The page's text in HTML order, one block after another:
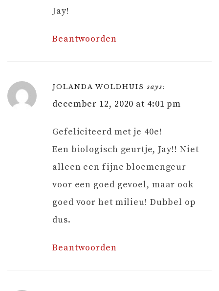
Jay!
Beantwoorden
JOLANDA WOLDHUIS says:
december 12, 2020 at 4:01 pm
Gefeliciteerd met je 40e!
Een biologisch geurtje, Jay!! Niet
alleen een fijne bloemengeur
voor een goed gevoel, maar ook
goed voor het milieu! Dubbel op
dus.
Beantwoorden